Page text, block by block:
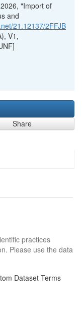
"Import of
and
21.12137/2FFJB
V1,
Share
practices
Please use the data
Dataset Terms